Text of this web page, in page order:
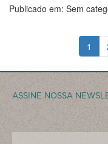
Publicado em: Sem
1
ASSINE NOSSA